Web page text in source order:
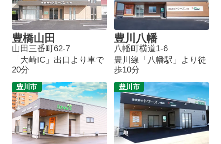
豊橋山田
山田三番町62-7
「大崎IC」出口より車で
20分
豊川八幡
八幡町横道1-6
豊川線「八幡駅」より徒
歩10分
豊川市 豊川市